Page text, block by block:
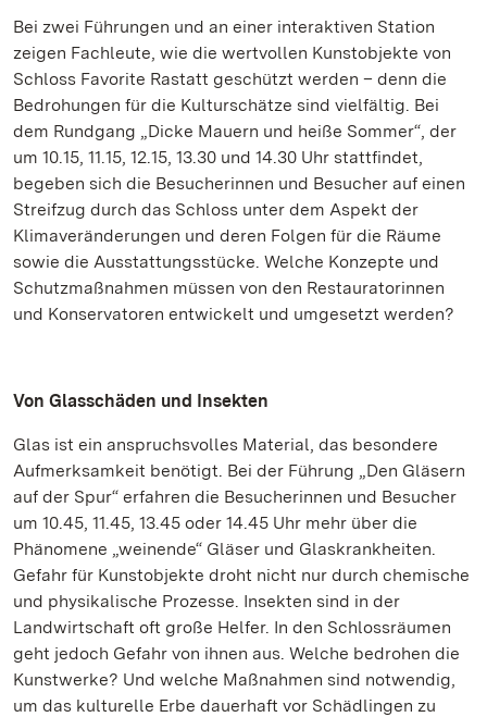
Bei zwei Führungen und an einer interaktiven Station
zeigen Fachleute, wie die wertvollen Kunstobjekte von
Schloss Favorite Rastatt geschützt werden – denn die
Bedrohungen für die Kulturschätze sind vielfältig. Bei
dem Rundgang „Dicke Mauern und heiße Sommer“, der
um 10.15, 11.15, 12.15, 13.30 und 14.30 Uhr stattfindet,
begeben sich die Besucherinnen und Besucher auf einen
Streifzug durch das Schloss unter dem Aspekt der
Klimaveränderungen und deren Folgen für die Räume
sowie die Ausstattungsstücke. Welche Konzepte und
Schutzmaßnahmen müssen von den Restauratorinnen
und Konservatoren entwickelt und umgesetzt werden?
Von Glasschäden und Insekten
Glas ist ein anspruchsvolles Material, das besondere
Aufmerksamkeit benötigt. Bei der Führung „Den Gläsern
auf der Spur“ erfahren die Besucherinnen und Besucher
um 10.45, 11.45, 13.45 oder 14.45 Uhr mehr über die
Phänomene „weinende“ Gläser und Glaskrankheiten.
Gefahr für Kunstobjekte droht nicht nur durch chemische
und physikalische Prozesse. Insekten sind in der
Landwirtschaft oft große Helfer. In den Schlossräumen
geht jedoch Gefahr von ihnen aus. Welche bedrohen die
Kunstwerke? Und welche Maßnahmen sind notwendig,
um das kulturelle Erbe dauerhaft vor Schädlingen zu